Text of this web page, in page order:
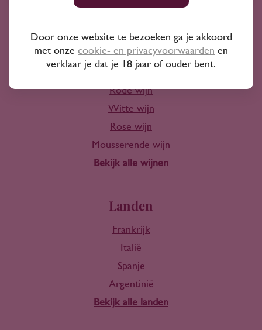
Wijn
Rode wijn
Witte wijn
Rose wijn
Mousserende wijn
Bekijk alle wijnen
Landen
Frankrijk
Italië
Spanje
Argentinië
Bekijk alle landen
Door onze website te bezoeken ga je akkoord
met onze cookie- en privacyvoorwaarden en
verklaar je dat je 18 jaar of ouder bent.